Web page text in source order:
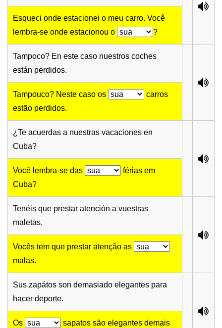
Esqueci onde estacionei o meu carro. Você
lembra-se onde estacionou o
?
Tampoco? En este caso nuestros coches
están perdidos.
Tampouco? Neste caso os
carros
estão perdidos.
¿Te acuerdas a nuestras vacaciones en
Cuba?
Você lembra-se das
férias em
Cuba?
Tenéis que prestar atención a vuestras
maletas.
Vocês tem que prestar atenção as
malas.
Sus zapátos son demasiado elegantes para
hacer deporte.
Os
sapatos são elegantes demais